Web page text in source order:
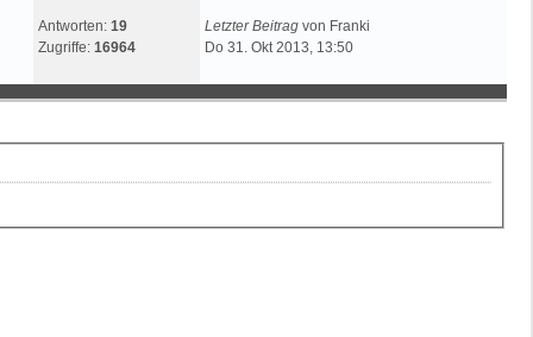
Antworten: 19
Zugriffe: 16964
Letzter Beitrag von Franki
Do 31. Okt 2013, 13:50